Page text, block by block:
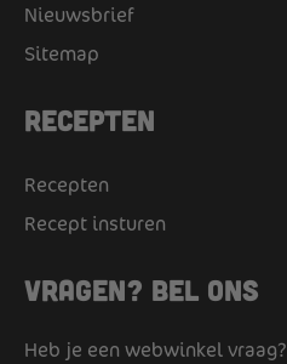
Nieuwsbrief
Sitemap
Recepten
Recepten
Recept insturen
Vragen? Bel ons
Heb je een webwinkel vraag?